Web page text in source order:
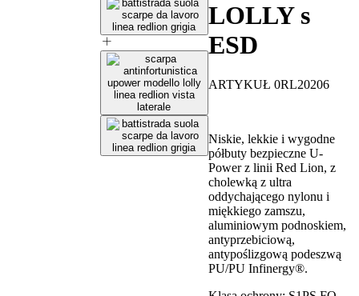
LOLLY s
ESD
ARTYKUŁ 0RL20206
Niskie, lekkie i wygodne
półbuty bezpieczne U-
Power z linii Red Lion, z
cholewką z ultra
oddychającego nylonu i
miękkiego zamszu,
aluminiowym podnoskiem,
antyprzebiciową,
antypoślizgową podeszwą
PU/PU Infinergy®.